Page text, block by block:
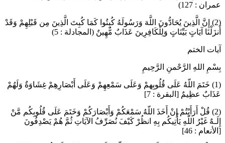
عمران : 127)
(2) إِنَّ الَّذِينَ يُحَادُّونَ اللَّهَ وَرَسُولَهُ كُبِتُوا كَمَا كُبِتَ الَّذِينَ مِن قَبْلِهِمْ وَقَدْ
أَنزَلْنَا آيَاتٍ بَيِّنَاتٍ وَلِلْكَافِرِينَ عَذَابٌ مُّهِينٌ (المجادلة : 5)
آيات الختم
بِسْمِ اللهِ الرَّحْمنِ الرَّحِيمِ
(1) خَتَمَ اللّهُ عَلَى قُلُوبِهمْ وَعَلَى سَمْعِهِمْ وَعَلَى أَبْصَارِهِمْ غِشَاوَةٌ وَلَهُمْ
عَذَابٌ عظِيمٌ [البقرة : 7]
(2) قُلْ أَرَأَيْتُمْ إِنْ أَخَذَ اللّهُ سَمْعَكُمْ وَأَبْصَارَكُمْ وَخَتَمَ عَلَى قُلُوبِكُم مَّنْ
إِلَـهٌ غَيْرُ اللّهِ يَأْتِيكُم بِهِ انظُرْ كَيْفَ نُصَرِّفُ الآيَاتِ ثُمَّ هُمْ يَصْدِفُونَ
[الأنعام : 46]